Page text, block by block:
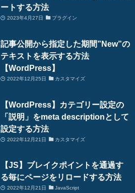
ートする方法
2023年4月27日 プラグイン
記事公開から指定した期間”New”の
テキストを表示する方法
【WordPress】
2022年12月25日 カスタマイズ
【WordPress】カテゴリー設定の
「説明」をmeta descriptionとして
設定する方法
2022年12月21日 カスタマイズ
【JS】ブレイクポイントを通過す
る毎にページをリロードする方法
2022年12月21日 JavaScript